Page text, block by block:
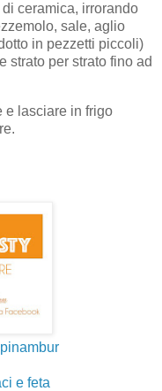
ceramica, irrorando
sale, aglio
in pezzetti piccoli)
strato per strato fino ad
e lasciare in frigo
e feta